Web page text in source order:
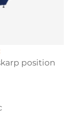
position